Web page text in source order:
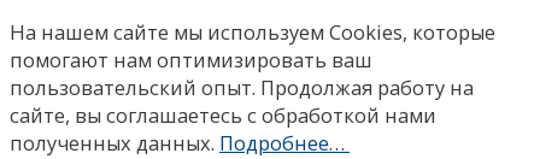
На нашем сайте мы используем Сookies, которые
помогают нам оптимизировать ваш
пользовательский опыт. Продолжая работу на
сайте, вы соглашаетесь с обработкой нами
полученных данных. Подробнее…